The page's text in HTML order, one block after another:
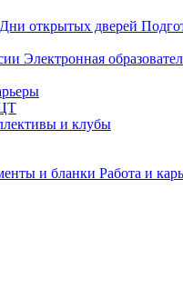
Дни открытых дверей
Электронная
и клубы
и бланки Работа и